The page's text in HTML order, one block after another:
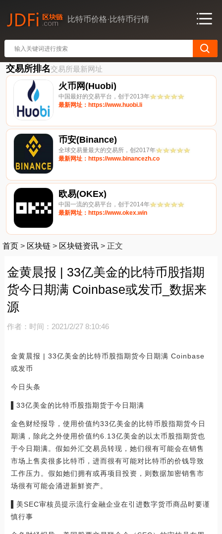
比特币价格·比特币行情
交易所排名交易所最新网址
火币网(Huobi)
中国最好的交易平台，创于2013年
最新网址：https://www.huobi.li
币安(Binance)
全球交易量最大的交易所，创2017年
最新网址：https://www.binancezh.co
欧易(OKEx)
中国一流的交易平台，创于2014年
最新网址：https://www.okex.win
首页 > 区块链 > 区块链资讯 > 正文
金黄晨报 | 33亿美金的比特币股指期
货今日期满 Coinbase或发币_数据来
源
作者： 时间：2021/2/27 8:10:46
金黄晨报 | 33亿美金的比特币股指期货今日期满 Coinbase
或发币
今日头条
▌33亿美金的比特币股指期货于今日期满
金色财经报导，使用价值约33亿美金的比特币股指期货今日
期满，除此之外使用价值约6.13亿美金的以太币股指期货也
于今日期满。假如外汇交易员转现，她们很有可能会在销售
市场上售卖很多比特币，进而很有可能对比特币的价钱导致
工作压力。假如她们拥有或再项目投资，则数据加密销售市
场很有可能会涌进新鮮资产。
▌美SEC审核员提示流行金融企业在引进数字货币商品时要谨
慎行事